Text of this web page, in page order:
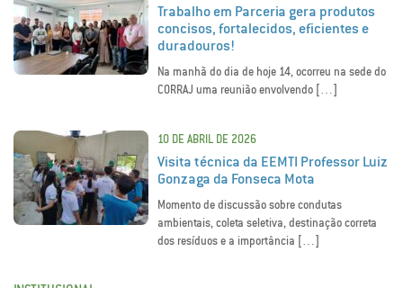
Trabalho em Parceria gera produtos
concisos, fortalecidos, eficientes e
duradouros!
Na manhã do dia de hoje 14, ocorreu na sede do
CORRAJ uma reunião envolvendo […]
10 DE ABRIL DE 2026
Visita técnica da EEMTI Professor Luiz
Gonzaga da Fonseca Mota
Momento de discussão sobre condutas
ambientais, coleta seletiva, destinação correta
dos resíduos e a importância […]